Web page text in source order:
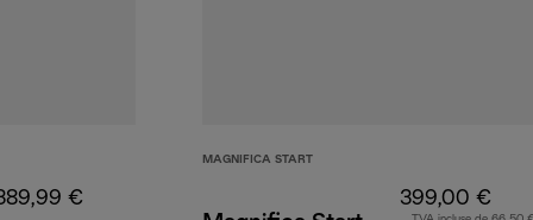
€
MAGNIFICA START
399,00 €